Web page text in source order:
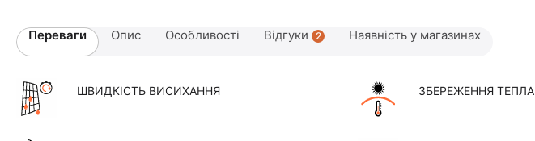
Переваги Опис Особливості Відгуки 2 Наявність у магазинах
ШВИДКІСТЬ ВИСИХАННЯ ЗБЕРЕЖЕННЯ ТЕПЛА